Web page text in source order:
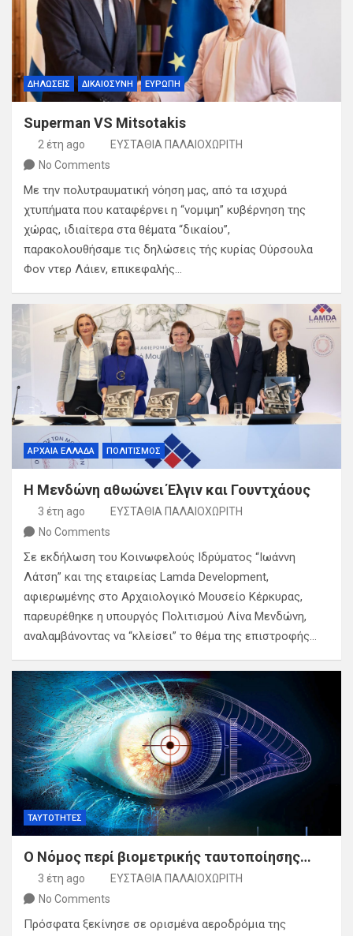
ΔΗΛΩΣΕΙΣ ΔΙΚΑΙΟΣΥΝΗ ΕΥΡΩΠΗ
Superman VS Mitsotakis
2 έτη ago
ΕΥΣΤΑΘΙΑ ΠΑΛΑΙΟΧΩΡΙΤΗ
No Comments
Με την πολυτραυματική νόηση μας, από τα ισχυρά
χτυπήματα που καταφέρνει η “νομιμη” κυβέρνηση της
χώρας, ιδιαίτερα στα θέματα “δικαίου”,
παρακολουθήσαμε τις δηλώσεις τής κυρίας Ούρσουλα
Φον ντερ Λάιεν, επικεφαλής…
ΑΡΧΑΙΑ ΕΛΛΑΔΑ ΠΟΛΙΤΙΣΜΟΣ
Η Μενδώνη αθωώνει Έλγιν και Γουντχάους
3 έτη ago
ΕΥΣΤΑΘΙΑ ΠΑΛΑΙΟΧΩΡΙΤΗ
No Comments
Σε εκδήλωση του Κοινωφελούς Ιδρύματος “Ιωάννη
Λάτση” και της εταιρείας Lamda Development,
αφιερωμένης στο Αρχαιολογικό Μουσείο Κέρκυρας,
παρευρέθηκε η υπουργός Πολιτισμού Λίνα Μενδώνη,
αναλαμβάνοντας να “κλείσει” το θέμα της επιστροφής…
ΤΑΥΤΟΤΗΤΕΣ
Ο Νόμος περί βιομετρικής ταυτοποίησης…
3 έτη ago
ΕΥΣΤΑΘΙΑ ΠΑΛΑΙΟΧΩΡΙΤΗ
No Comments
Πρόσφατα ξεκίνησε σε ορισμένα αεροδρόμια της